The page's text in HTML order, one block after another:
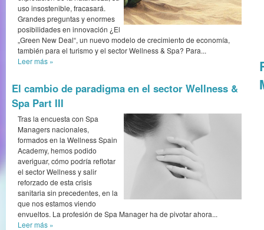
uso insostenible, fracasará.
Grandes preguntas y enormes
posibilidades en innovación ¿El
„Green New Deal“, un nuevo modelo de crecimiento de economía,
también para el turismo y el sector Wellness & Spa? Para...
Leer más »
El cambio de paradigma en el sector Wellness &
Spa Part III
Tras la encuesta con Spa
Managers nacionales,
formados en la Wellness Spain
Academy, hemos podido
averiguar, cómo podría reflotar
el sector Wellness y salir
reforzado de esta crisis
sanitaria sin precedentes, en la
que nos estamos viendo
envueltos. La profesión de Spa Manager ha de pivotar ahora...
Leer más »